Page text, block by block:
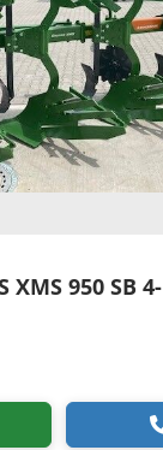
XMS 950 SB 4-